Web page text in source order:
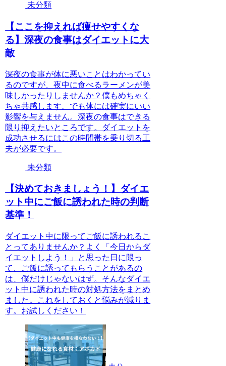
未分類
【ここを抑えれば痩せやすくな
る】深夜の食事はダイエットに大
敵
深夜の食事が体に悪いことはわかってい
るのですが、夜中に食べるラーメンが美
味しかったりしませんか？僕もめちゃく
ちゃ共感します。でも体には確実にいい
影響を与えません。深夜の食事はできる
限り抑えたいところです。ダイエットを
成功させるにはこの時間帯を乗り切る工
夫が必要です。
未分類
【決めておきましょう！】ダイエ
ット中にご飯に誘われた時の判断
基準！
ダイエット中に限ってご飯に誘われるこ
とってありませんか？よく「今日からダ
イエットしよう！」と思った日に限っ
て、ご飯に誘ってもらうことがあるの
は、僕だけじゃないはず。そんなダイエ
ット中に誘われた時の対処方法をまとめ
ました。これをしておくと悩みが減りま
す。お試しください！